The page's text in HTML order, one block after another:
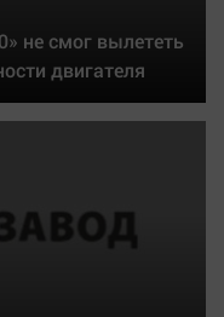
не смог вылететь
двигателя